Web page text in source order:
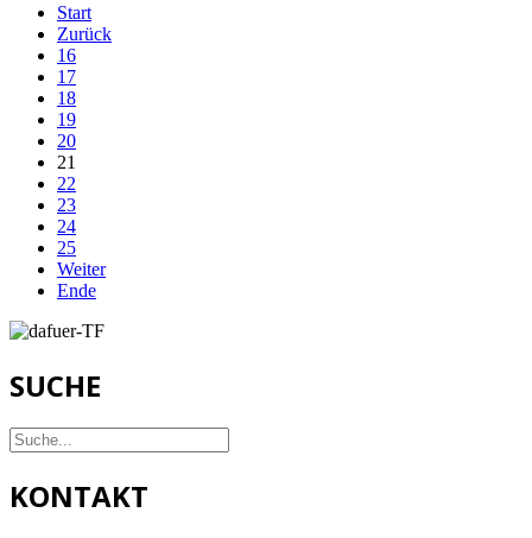
Start
Zurück
16
17
18
19
20
21
22
23
24
25
Weiter
Ende
SUCHE
KONTAKT